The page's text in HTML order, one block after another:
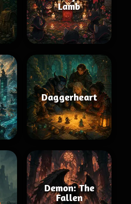
Lamb
Daggerheart
Demon: The
Fallen